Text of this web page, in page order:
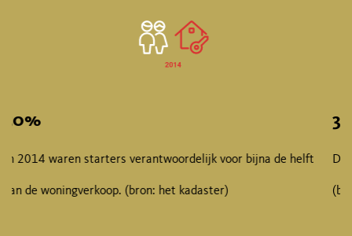
1%
De huisprijzen waren in 2015 ruim 3% hoger dan in 2014.
(bron: het kadaster)